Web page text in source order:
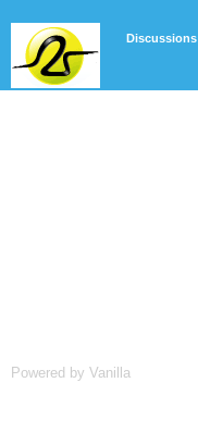
Discussions
Powered by Vanilla